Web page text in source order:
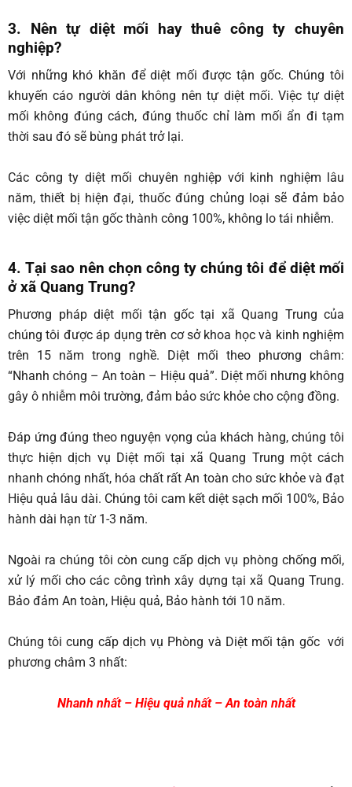
3. Nên tự diệt mối hay thuê công ty chuyên
nghiệp?
Với những khó khăn để diệt mối được tận gốc. Chúng tôi
khuyến cáo người dân không nên tự diệt mối. Việc tự diệt
mối không đúng cách, đúng thuốc chỉ làm mối ẩn đi tạm
thời sau đó sẽ bùng phát trở lại.
Các công ty diệt mối chuyên nghiệp với kinh nghiệm lâu
năm, thiết bị hiện đại, thuốc đúng chủng loại sẽ đảm bảo
việc diệt mối tận gốc thành công 100%, không lo tái nhiễm.
4. Tại sao nên chọn công ty chúng tôi để diệt mối
ở xã Quang Trung?
Phương pháp diệt mối tận gốc tại xã Quang Trung của
chúng tôi được áp dụng trên cơ sở khoa học và kinh nghiệm
trên 15 năm trong nghề. Diệt mối theo phương châm:
“Nhanh chóng – An toàn – Hiệu quả”. Diệt mối nhưng không
gây ô nhiễm môi trường, đảm bảo sức khỏe cho cộng đồng.
Đáp ứng đúng theo nguyện vọng của khách hàng, chúng tôi
thực hiện dịch vụ Diệt mối tại xã Quang Trung một cách
nhanh chóng nhất, hóa chất rất An toàn cho sức khỏe và đạt
Hiệu quả lâu dài. Chúng tôi cam kết diệt sạch mối 100%, Bảo
hành dài hạn từ 1-3 năm.
Ngoài ra chúng tôi còn cung cấp dịch vụ phòng chống mối,
xử lý mối cho các công trình xây dựng tại xã Quang Trung.
Bảo đảm An toàn, Hiệu quả, Bảo hành tới 10 năm.
Chúng tôi cung cấp dịch vụ Phòng và Diệt mối tận gốc với
phương châm 3 nhất:
Nhanh nhất – Hiệu quả nhất – An toàn nhất